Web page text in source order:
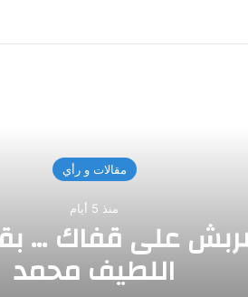
مقالات و رأي
منذ 5 أيام
على قفاك …
اللطيف محمد